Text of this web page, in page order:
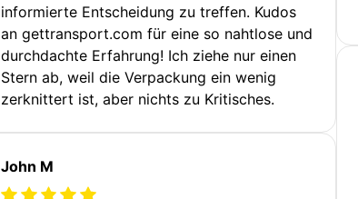
informierte Entscheidung zu treffen. Kudos
an gettransport.com für eine so nahtlose und
durchdachte Erfahrung! Ich ziehe nur einen
Stern ab, weil die Verpackung ein wenig
zerknittert ist, aber nichts zu Kritisches.
John M